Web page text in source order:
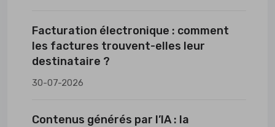
Facturation électronique : comment
les factures trouvent-elles leur
destinataire ?
30-07-2026
Contenus générés par l’IA : la